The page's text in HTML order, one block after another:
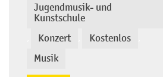
Jugendmusik- und
Kunstschule
Konzert Kostenlos
Musik